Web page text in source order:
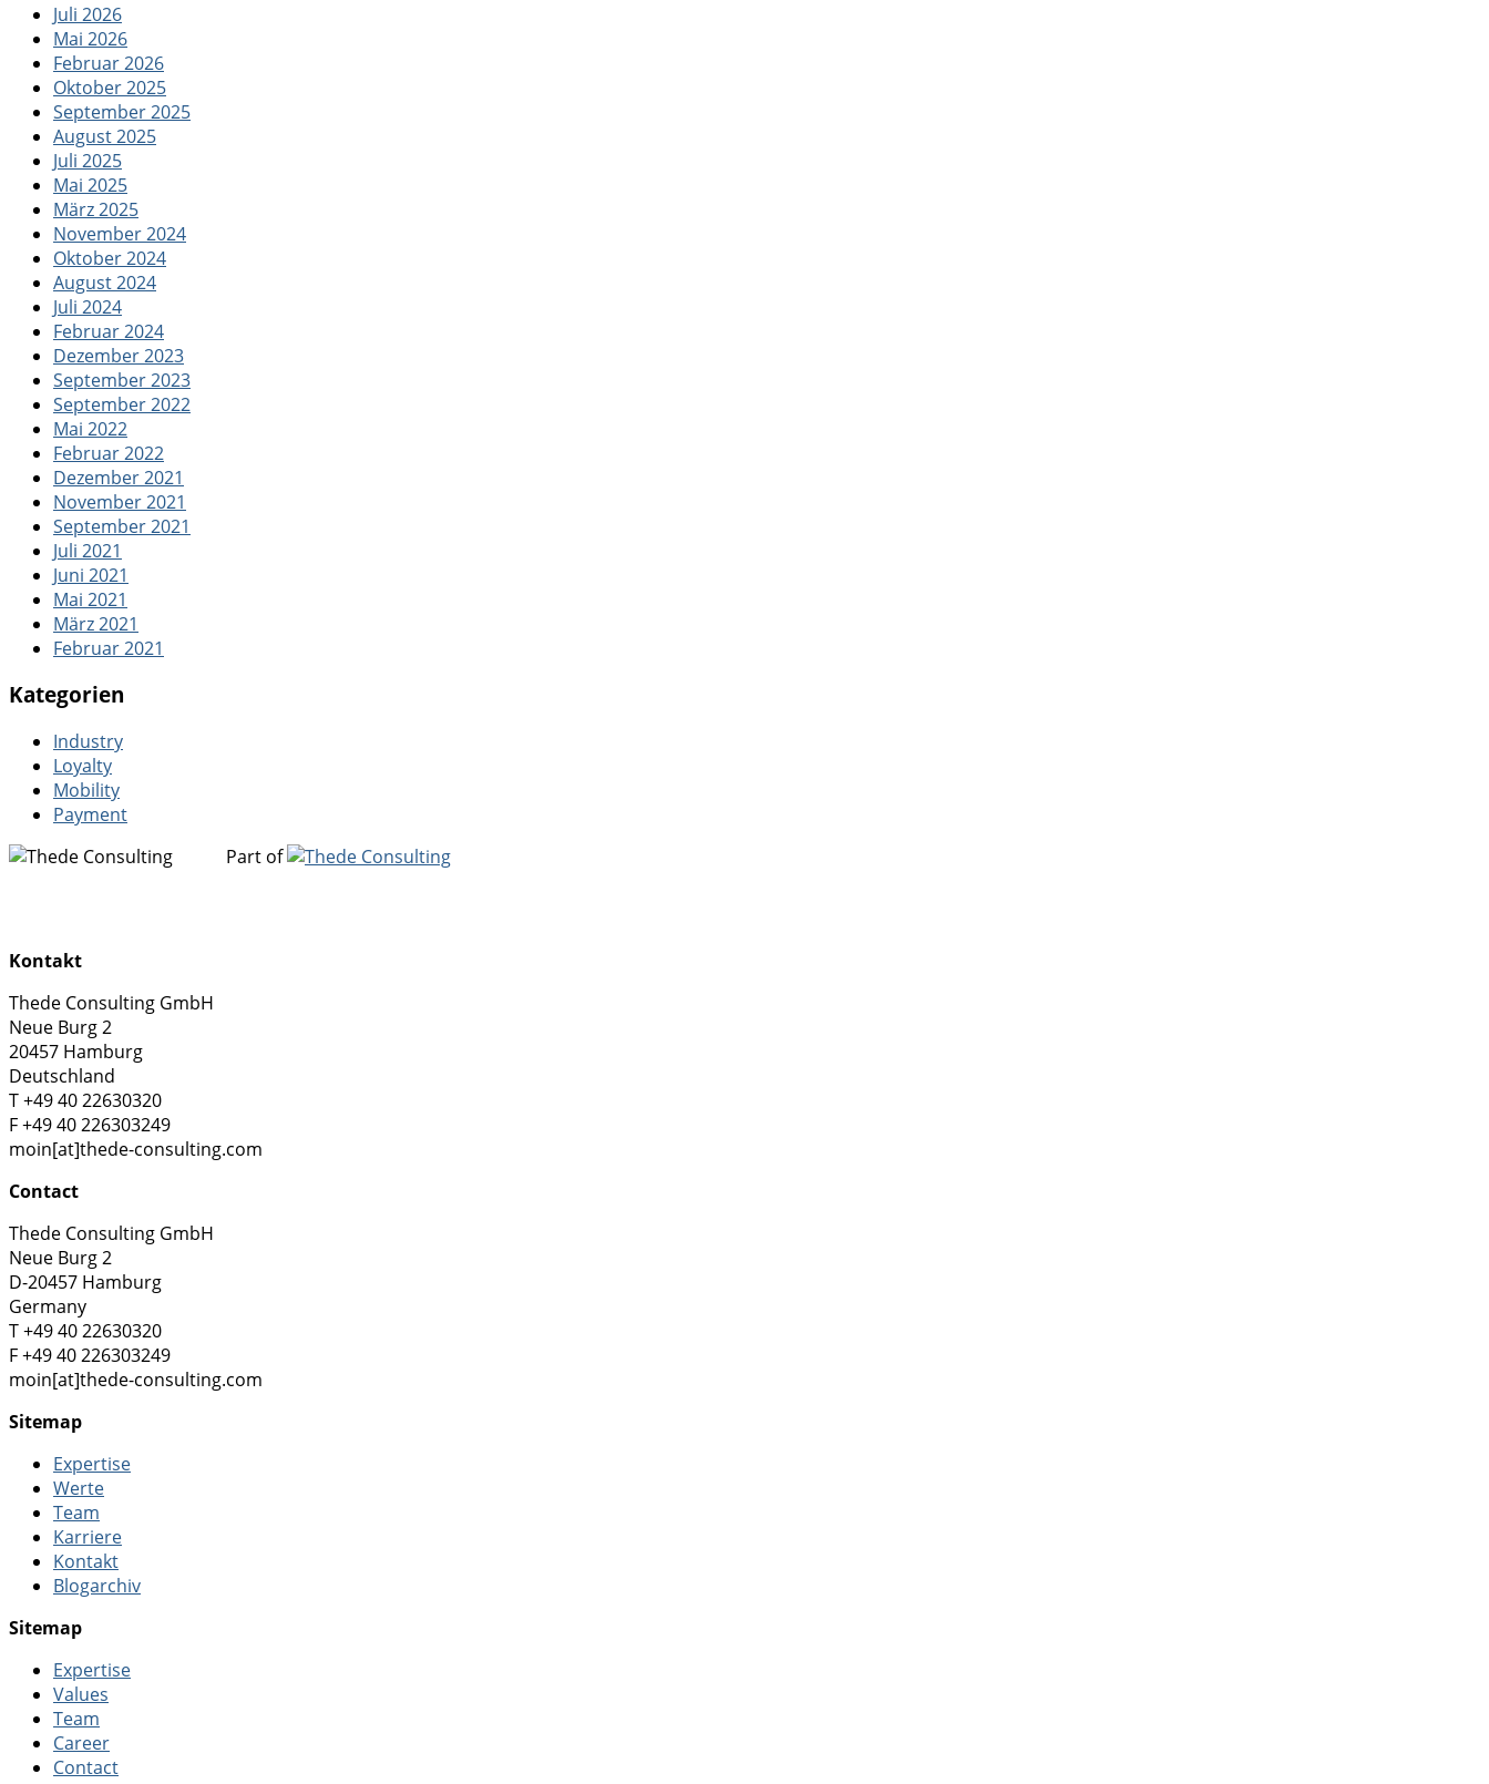
Juli 2026
Mai 2026
Februar 2026
Oktober 2025
September 2025
August 2025
Juli 2025
Mai 2025
März 2025
November 2024
Oktober 2024
August 2024
Juli 2024
Februar 2024
Dezember 2023
September 2023
September 2022
Mai 2022
Februar 2022
Dezember 2021
November 2021
September 2021
Juli 2021
Juni 2021
Mai 2021
März 2021
Februar 2021
Kategorien
Industry
Loyalty
Mobility
Payment
Part of
Kontakt
Thede Consulting GmbH
Neue Burg 2
20457 Hamburg
Deutschland
T +49 40 22630320
F +49 40 226303249
moin[at]thede-consulting.com
Contact
Thede Consulting GmbH
Neue Burg 2
D-20457 Hamburg
Germany
T +49 40 22630320
F +49 40 226303249
moin[at]thede-consulting.com
Sitemap
Expertise
Werte
Team
Karriere
Kontakt
Blogarchiv
Sitemap
Expertise
Values
Team
Career
Contact